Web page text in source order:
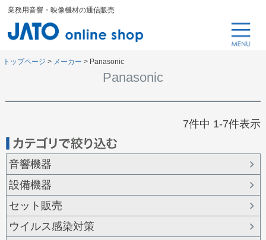
業務用音響・映像機材の通信販売
トップページ メーカー Panasonic
Panasonic
7件中 1-7件表示
音響機器
設備機器
セット販売
ウイルス感染対策